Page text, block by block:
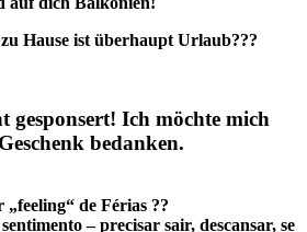
Hause ist überhaupt Urlaub???
gesponsert! Ich möchte mich
bedanken.
„feeling“ de Férias ??
– precisar sair, descansar, se